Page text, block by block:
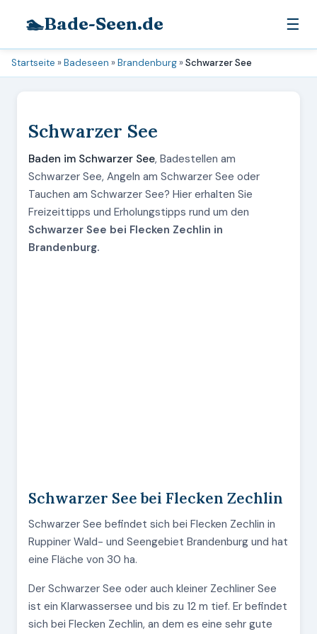
🏊Bade-Seen.de ☰
Startseite »Badeseen »Brandenburg »Schwarzer See
Schwarzer See
Baden im Schwarzer See, Badestellen am
Schwarzer See, Angeln am Schwarzer See oder
Tauchen am Schwarzer See? Hier erhalten Sie
Freizeittipps und Erholungstipps rund um den
Schwarzer See bei Flecken Zechlin in
Brandenburg.
Schwarzer See bei Flecken Zechlin
Schwarzer See befindet sich bei Flecken Zechlin in
Ruppiner Wald- und Seengebiet Brandenburg und hat
eine Fläche von 30 ha.
Der Schwarzer See oder auch kleiner Zechliner See
ist ein Klarwassersee und bis zu 12 m tief. Er befindet
sich bei Flecken Zechlin, an dem es eine sehr gute